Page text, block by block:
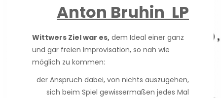
Anton Bruhin LP
Wittwers Ziel war es, dem Ideal einer ganz
und gar freien Improvisation, so nah wie
möglich zu kommen:
der Anspruch dabei, von nichts auszugehen,
sich beim Spiel gewissermaßen jedes Mal